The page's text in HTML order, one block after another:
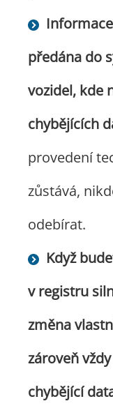
předána do
vozidel, kde
chybějících
provedení
zůstává,
odebírat.
Když
v registru
změna
zároveň
chybějící